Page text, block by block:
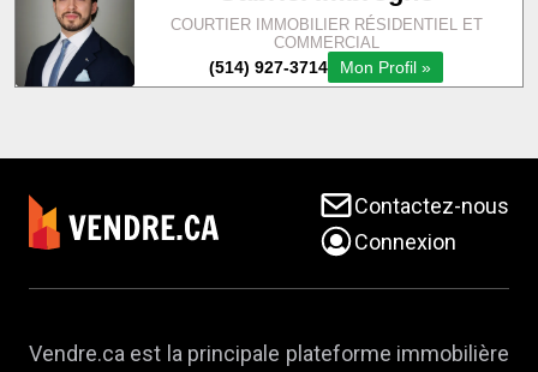
Contactez-nous
Connexion
Vendre.ca est la principale plateforme immobilière